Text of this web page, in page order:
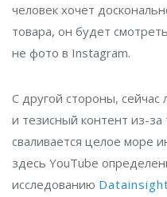
человек хочет
товара, он будет
не фото в Instagram.
С другой стороны,
и тезисный контент из-за
сваливается целое море
здесь YouTube
исследованию